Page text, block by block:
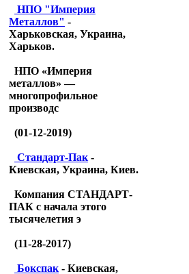
НПО "Империя
Металлов" -
Харьковская, Украина,
Харьков.
НПО «Империя
металлов» —
многопрофильное
производс
(01-12-2019)
Стандарт-Пак -
Киевская, Украина, Киев.
Компания СТАНДАРТ-
ПАК с начала этого
тысячелетия э
(11-28-2017)
Бокспак - Киевская,